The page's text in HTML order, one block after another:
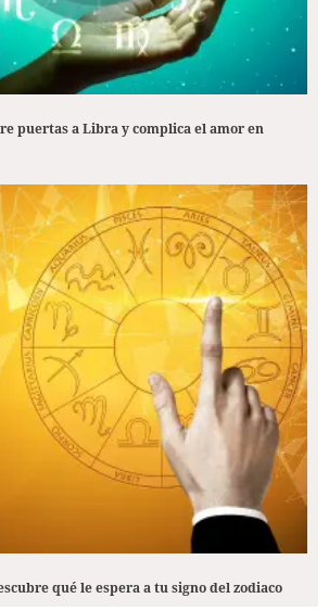
puertas a Libra y complica el amor en
qué le espera a tu signo del zodiaco